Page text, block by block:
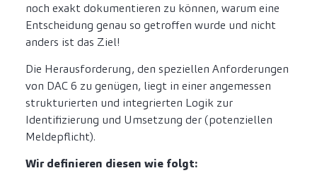
noch exakt dokumentieren zu können, warum eine
Entscheidung genau so getroffen wurde und nicht
anders ist das Ziel!
Die Herausforderung, den speziellen Anforderungen
von DAC 6 zu genügen, liegt in einer angemessen
strukturierten und integrierten Logik zur
Identifizierung und Umsetzung der (potenziellen
Meldepflicht).
Wir definieren diesen wie folgt: